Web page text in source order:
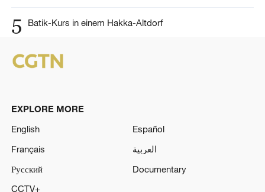
5 Batik-Kurs in einem Hakka-Altdorf
EXPLORE MORE
English
Español
Français
العربية
Русский
Documentary
CCTV+